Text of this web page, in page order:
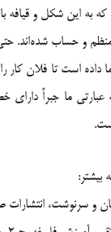
است تا فلان كار
ما جبراً
بيشتر: